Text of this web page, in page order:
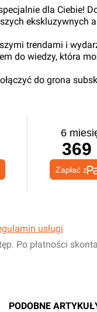
dla Ciebie!
ekskluzywnych
trendami i
do wiedzy, która
do grona
6
369
Zapłać z
usługi
Po płatności
PODOBNE